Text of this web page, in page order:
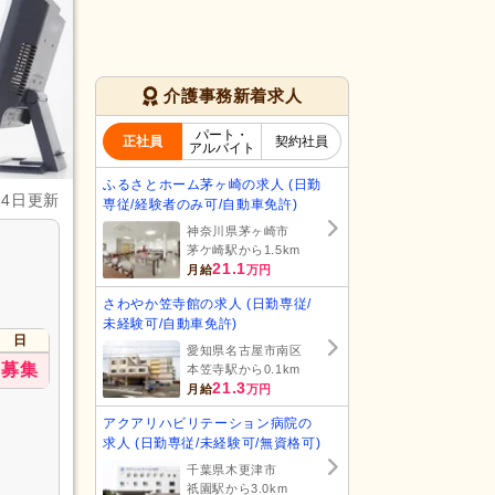
日更新
日
募集
介護事務新着求人
正社員
パート・
アルバイト
契約社員
ふるさとホーム茅ヶ崎の求人 (日勤
専従/経験者のみ可/自動車免許)
神奈川県茅ヶ崎市
茅ケ崎駅から1.5km
月給21.1万円
さわやか笠寺館の求人 (日勤専従/
未経験可/自動車免許)
愛知県名古屋市南区
本笠寺駅から0.1km
月給21.3万円
アクアリハビリテーション病院の
求人 (日勤専従/未経験可/無資格可)
千葉県木更津市
祇園駅から3.0km